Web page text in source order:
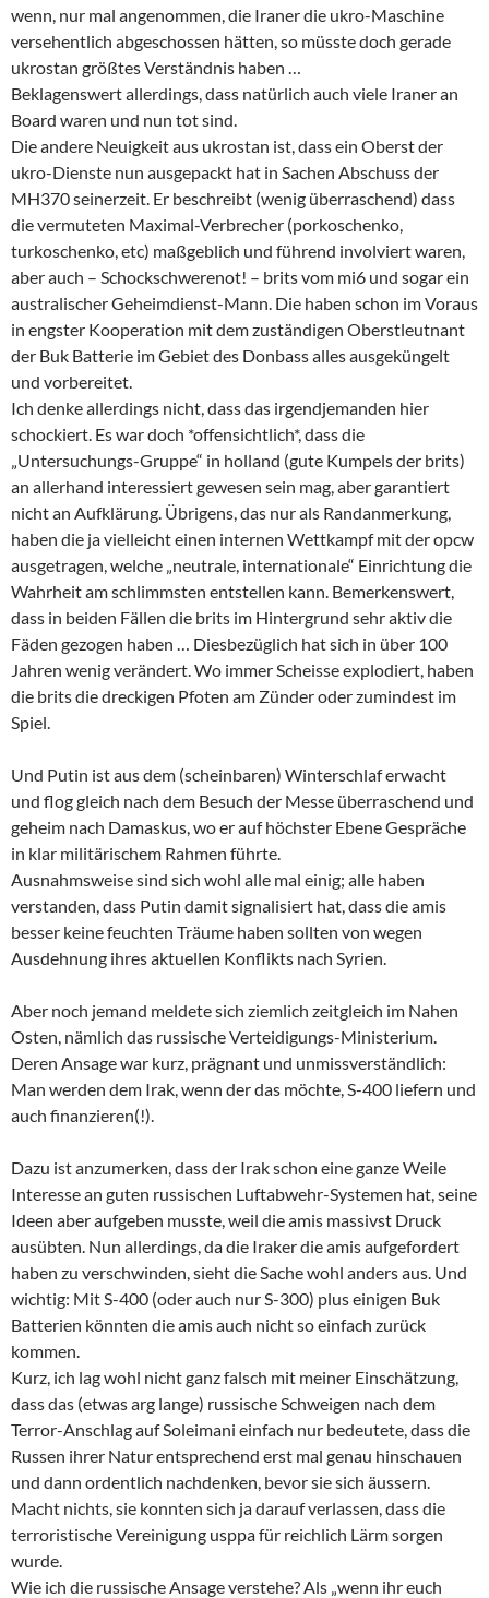
wenn, nur mal angenommen, die Iraner die ukro-Maschine
versehentlich abgeschossen hätten, so müsste doch gerade
ukrostan größtes Verständnis haben …
Beklagenswert allerdings, dass natürlich auch viele Iraner an
Board waren und nun tot sind.
Die andere Neuigkeit aus ukrostan ist, dass ein Oberst der
ukro-Dienste nun ausgepackt hat in Sachen Abschuss der
MH370 seinerzeit. Er beschreibt (wenig überraschend) dass
die vermuteten Maximal-Verbrecher (porkoschenko,
turkoschenko, etc) maßgeblich und führend involviert waren,
aber auch – Schockschwerenot! – brits vom mi6 und sogar ein
australischer Geheimdienst-Mann. Die haben schon im Voraus
in engster Kooperation mit dem zuständigen Oberstleutnant
der Buk Batterie im Gebiet des Donbass alles ausgeküngelt
und vorbereitet.
Ich denke allerdings nicht, dass das irgendjemanden hier
schockiert. Es war doch *offensichtlich*, dass die
„Untersuchungs-Gruppe“ in holland (gute Kumpels der brits)
an allerhand interessiert gewesen sein mag, aber garantiert
nicht an Aufklärung. Übrigens, das nur als Randanmerkung,
haben die ja vielleicht einen internen Wettkampf mit der opcw
ausgetragen, welche „neutrale, internationale“ Einrichtung die
Wahrheit am schlimmsten entstellen kann. Bemerkenswert,
dass in beiden Fällen die brits im Hintergrund sehr aktiv die
Fäden gezogen haben … Diesbezüglich hat sich in über 100
Jahren wenig verändert. Wo immer Scheisse explodiert, haben
die brits die dreckigen Pfoten am Zünder oder zumindest im
Spiel.
Und Putin ist aus dem (scheinbaren) Winterschlaf erwacht
und flog gleich nach dem Besuch der Messe überraschend und
geheim nach Damaskus, wo er auf höchster Ebene Gespräche
in klar militärischem Rahmen führte.
Ausnahmsweise sind sich wohl alle mal einig; alle haben
verstanden, dass Putin damit signalisiert hat, dass die amis
besser keine feuchten Träume haben sollten von wegen
Ausdehnung ihres aktuellen Konflikts nach Syrien.
Aber noch jemand meldete sich ziemlich zeitgleich im Nahen
Osten, nämlich das russische Verteidigungs-Ministerium.
Deren Ansage war kurz, prägnant und unmissverständlich:
Man werden dem Irak, wenn der das möchte, S-400 liefern und
auch finanzieren(!).
Dazu ist anzumerken, dass der Irak schon eine ganze Weile
Interesse an guten russischen Luftabwehr-Systemen hat, seine
Ideen aber aufgeben musste, weil die amis massivst Druck
ausübten. Nun allerdings, da die Iraker die amis aufgefordert
haben zu verschwinden, sieht die Sache wohl anders aus. Und
wichtig: Mit S-400 (oder auch nur S-300) plus einigen Buk
Batterien könnten die amis auch nicht so einfach zurück
kommen.
Kurz, ich lag wohl nicht ganz falsch mit meiner Einschätzung,
dass das (etwas arg lange) russische Schweigen nach dem
Terror-Anschlag auf Soleimani einfach nur bedeutete, dass die
Russen ihrer Natur entsprechend erst mal genau hinschauen
und dann ordentlich nachdenken, bevor sie sich äussern.
Macht nichts, sie konnten sich ja darauf verlassen, dass die
terroristische Vereinigung usppa für reichlich Lärm sorgen
wurde.
Wie ich die russische Ansage verstehe? Als „wenn ihr euch